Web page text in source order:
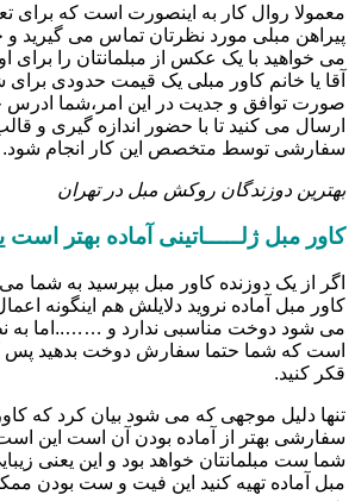
معمولا روال کار به اینصورت است که برای
پیراهن مبلی مورد نظرتان تماس می گیرید
می خواهید با یک عکس از مبلمانتان را
آقا یا خانم کاور مبلی یک قیمت حدودی
صورت توافق و جدیت در این امر،شما ادرس
ارسال می کنید تا با حضور اندازه گیری و
سفارشی توسط متخصص این کار انجام شود.
بهترین دوزندگان روکش مبل در تهران
کاور مبل ژلـــــاتینی آماده بهتر
اگر از یک دوزنده کاور مبل بپرسید به شما
کاور مبل آماده نروید دلایلش هم اینگونه
می شود دوخت مناسبی ندارد و ……..اما به
است که شما حتما سفارش دوخت بدهید پس
قکر کنید.
تنها دلیل موجهی که می شود بیان کرد که
سفارشی بهتر از آماده بودن آن است این است
شما ست مبلمانتان خواهد بود و این یعنی
مبل آماده تهیه کنید این فیت و ست بودن